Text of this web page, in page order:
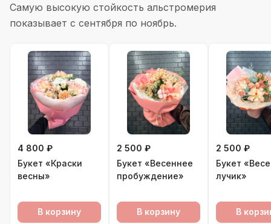
Самую высокую стойкость альстромерия
показывает с сентября по ноябрь.
4 800 ₽
Букет «Краски
весны»
В корзину
2 500 ₽
Букет «Весеннее
пробуждение»
В корзину
2 500 ₽
Букет
лучик»
В